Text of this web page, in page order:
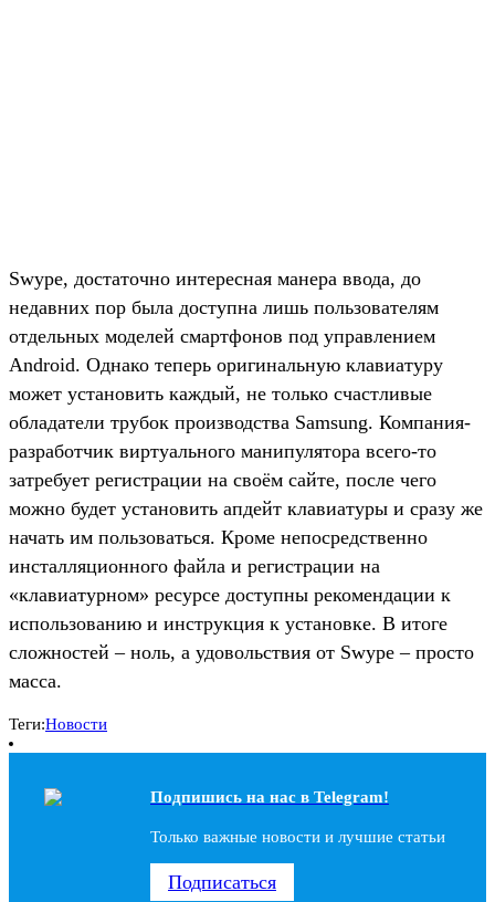
Swype, достаточно интересная манера ввода, до
недавних пор была доступна лишь пользователям
отдельных моделей смартфонов под управлением
Android. Однако теперь оригинальную клавиатуру
может установить каждый, не только счастливые
обладатели трубок производства Samsung. Компания-
разработчик виртуального манипулятора всего-то
затребует регистрации на своём сайте, после чего
можно будет установить апдейт клавиатуры и сразу же
начать им пользоваться. Кроме непосредственно
инсталляционного файла и регистрации на
«клавиатурном» ресурсе доступны рекомендации к
использованию и инструкция к установке. В итоге
сложностей – ноль, а удовольствия от Swype – просто
масса.
Теги:Новости
Подпишись на наc в Telegram!
Только важные новости и лучшие статьи
Подписаться